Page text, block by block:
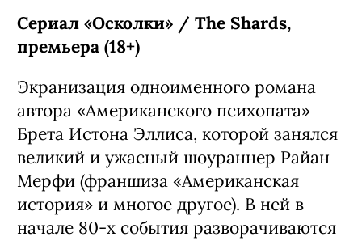
Сериал «Осколки» / The Shards,
премьера (18+)
Экранизация одноименного романа
автора «Американского психопата»
Брета Истона Эллиса, которой занялся
великий и ужасный шоураннер Райан
Мерфи (франшиза «Американская
история» и многое другое). В ней в
начале 80-х события разворачиваются